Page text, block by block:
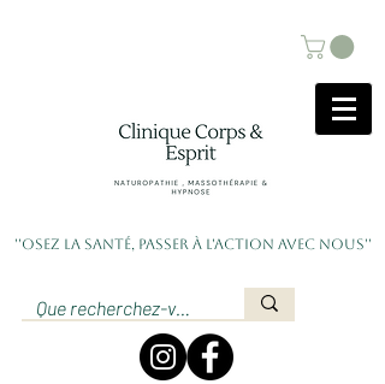
''Osez la santé, passer à l'action avec nous''